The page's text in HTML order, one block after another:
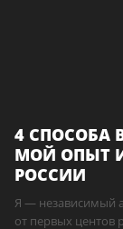
4 СПОСОБА
МОЙ ОПЫТ
РОССИИ
Я — независимый
от первых центов